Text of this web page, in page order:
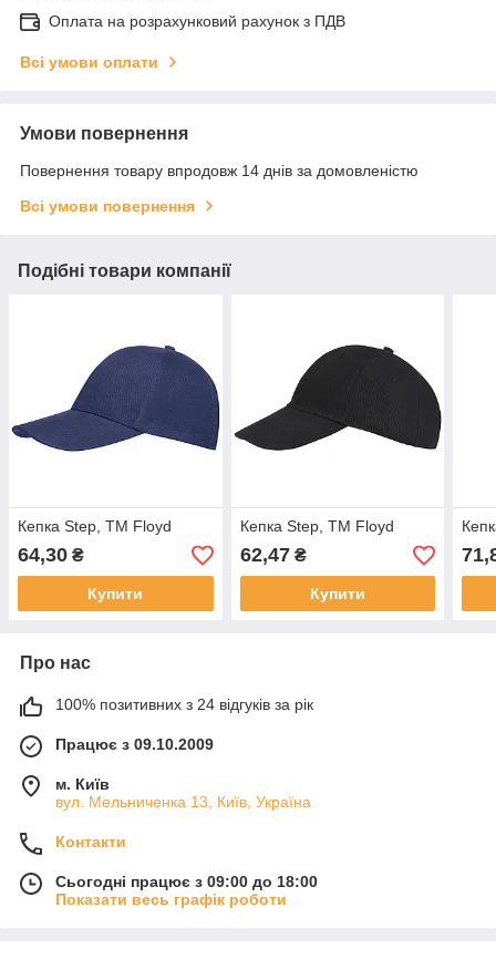
Оплата на розрахунковий рахунок з ПДВ
Всі умови оплати
Умови повернення
Повернення товару впродовж 14 днів за домовленістю
Всі умови повернення
Подібні товари компанії
Кепка Step, TM Floyd
64,30 ₴
Купити
Кепка Step, TM Floyd
62,47₴
Купити
Про нас
100% позитивних з 24 відгуків за рік
Працює з 09.10.2009
м. Київ
вул. Мельниченка 13, Київ, Україна
Контакти
Сьогодні працює з 09:00 до 18:00
Показати весь графік роботи